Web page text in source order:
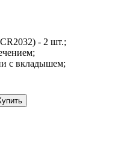
- 2 шт.;
с вкладышем;